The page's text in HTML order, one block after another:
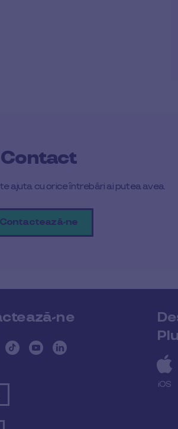
Contact
ajuta cu orice întrebări ai putea avea.
Contactează-ne
ne
iOS